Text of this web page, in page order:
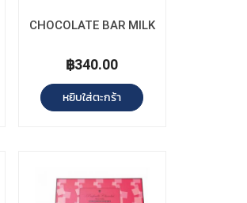
CHOCOLATE BAR MILK
฿340.00
หยิบใส่ตะกร้า